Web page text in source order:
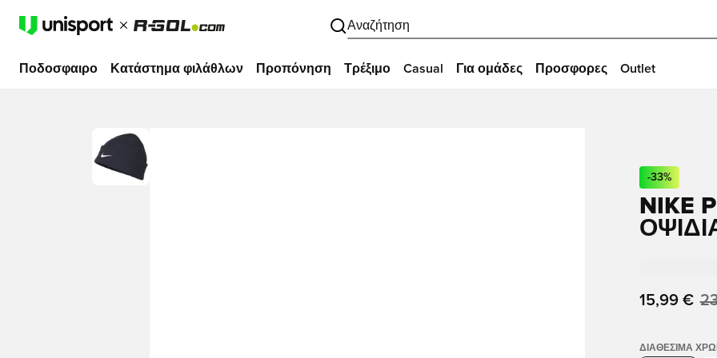
Αναζήτηση
Ποδοσφαιρο Κατάστημα φιλάθλων Προπόνηση Τρέξιμο Casual Για ομάδες Προσφορες Outlet
-33%
NIKE
15,99 €
ΔΙΑΘΈΣΙΜΑ